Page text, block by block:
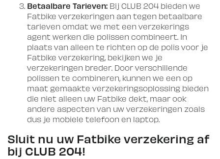
Betaalbare Tarieven: Bij CLUB 204 bieden we
Fatbike verzekeringen aan tegen betaalbare
tarieven omdat we met een verzekerings
agent werken die polissen combineert. In
plaats van alleen te richten op de polis voor je
Fatbike verzekering, bekijken we je
verzekeringen breder. Door verschillende
polissen te combineren, kunnen we een op
maat gemaakte verzekeringsoplossing bieden
die niet alleen uw Fatbike dekt, maar ook
andere aspecten van uw verzekeringen zoals
dus je mobiele telefoon en laptop.
Sluit nu uw Fatbike verzekering af
bij CLUB 204!